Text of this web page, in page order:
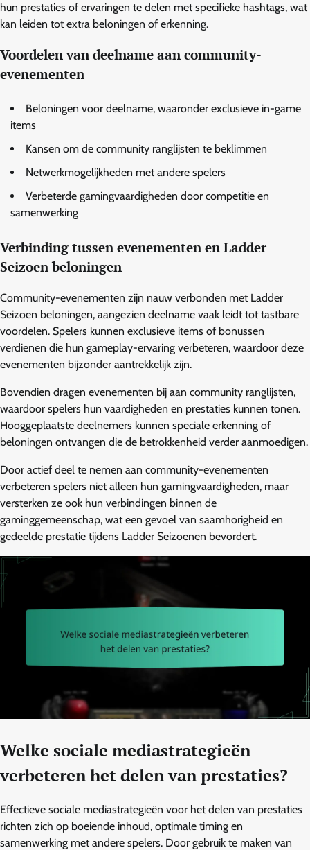
hun prestaties of ervaringen te delen met specifieke hashtags, wat
kan leiden tot extra beloningen of erkenning.
Voordelen van deelname aan community-
evenementen
Beloningen voor deelname, waaronder exclusieve in-game
items
Kansen om de community ranglijsten te beklimmen
Netwerkmogelijkheden met andere spelers
Verbeterde gamingvaardigheden door competitie en
samenwerking
Verbinding tussen evenementen en Ladder
Seizoen beloningen
Community-evenementen zijn nauw verbonden met Ladder
Seizoen beloningen, aangezien deelname vaak leidt tot tastbare
voordelen. Spelers kunnen exclusieve items of bonussen
verdienen die hun gameplay-ervaring verbeteren, waardoor deze
evenementen bijzonder aantrekkelijk zijn.
Bovendien dragen evenementen bij aan community ranglijsten,
waardoor spelers hun vaardigheden en prestaties kunnen tonen.
Hooggeplaatste deelnemers kunnen speciale erkenning of
beloningen ontvangen die de betrokkenheid verder aanmoedigen.
Door actief deel te nemen aan community-evenementen
verbeteren spelers niet alleen hun gamingvaardigheden, maar
versterken ze ook hun verbindingen binnen de
gaminggemeenschap, wat een gevoel van saamhorigheid en
gedeelde prestatie tijdens Ladder Seizoenen bevordert.
Welke sociale mediastrategieën
verbeteren het delen van prestaties?
Effectieve sociale mediastrategieën voor het delen van prestaties
richten zich op boeiende inhoud, optimale timing en
samenwerking met andere spelers. Door gebruik te maken van